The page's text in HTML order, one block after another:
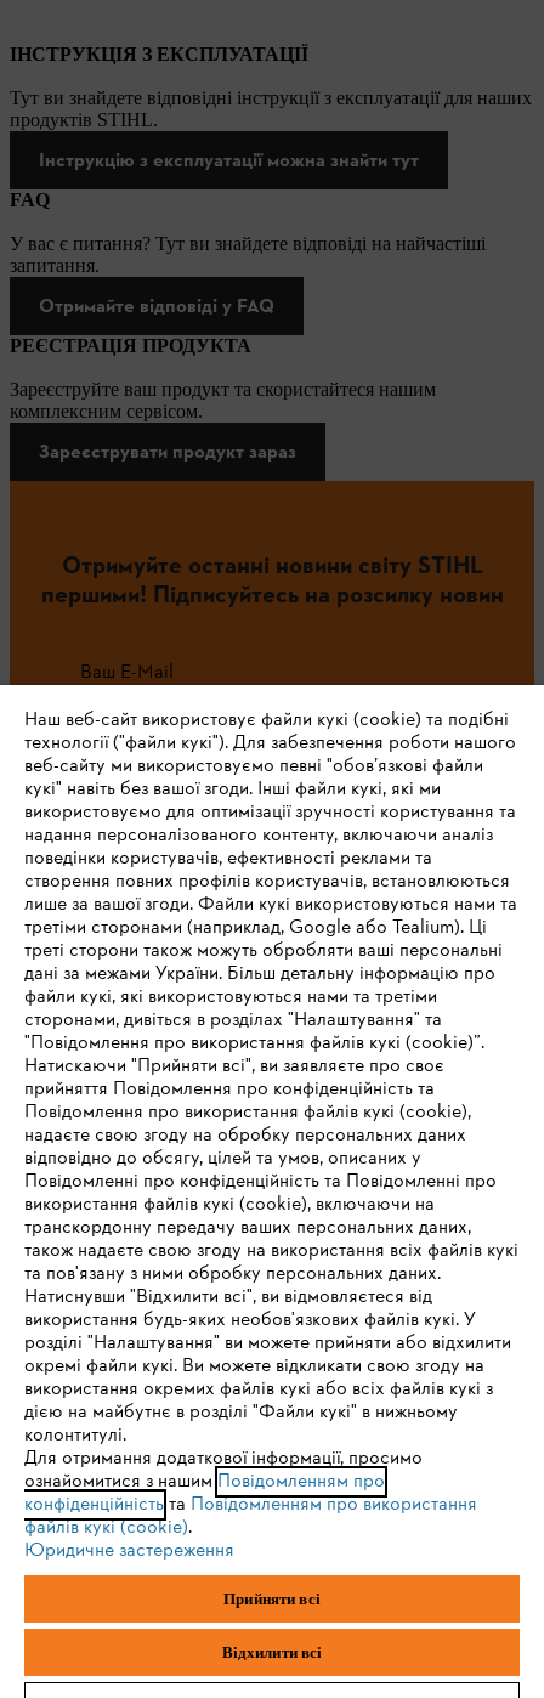
ІНСТРУКЦІЯ З ЕКСПЛУАТАЦІЇ
Тут ви знайдете відповідні інструкції з експлуатації для наших
продуктів STIHL.
Інструкцію з експлуатації можна знайти тут
FAQ
У вас є питання? Тут ви знайдете відповіді на найчастіші
запитання.
Отримайте відповіді у FAQ
РЕЄСТРАЦІЯ ПРОДУКТА
Зареєструйте ваш продукт та скористайтеся нашим
комплексним сервісом.
Зареєструвати продукт зараз
Отримуйте останні новини світу STIHL
першими! Підписуйтесь на розсилку новин
Ваш E-Mail
Зареєструватись зараз
#STIHL
Про компанію STIHL
Запитання та відповіді
Сервіс
Політика конфіденційності Вихідні дані Cookies
Юридична інформація
ТОВ Андреас Штіль
с. Чайки
IHR BROWSER WIRD NICHT
UNTERSTÜTZT
Sie nutzen einen Browser, den wir noch nicht unterstützen. Für
eine optimale Nutzung unserer Seite empfehlen wir Ihnen, zu
einem der folgenden Browser zu wechseln:
Firefox Chrome
Наш веб-сайт використовує файли кукі (cookie) та подібні
технології ("файли кукі"). Для забезпечення роботи нашого
веб-сайту ми використовуємо певні "обов’язкові файли
кукі" навіть без вашої згоди. Інші файли кукі, які ми
використовуємо для оптимізації зручності користування та
надання персоналізованого контенту, включаючи аналіз
поведінки користувачів, ефективності реклами та
створення повних профілів користувачів, встановлюються
лише за вашої згоди. Файли кукі використовуються нами та
третіми сторонами (наприклад, Google або Tealium). Ці
треті сторони також можуть обробляти ваші персональні
дані за межами України. Більш детальну інформацію про
файли кукі, які використовуються нами та третіми
сторонами, дивіться в розділах "Налаштування" та
"Повідомлення про використання файлів кукі (cookie)”.
Натискаючи "Прийняти всі", ви заявляєте про своє
прийняття Повідомлення про конфіденційність та
Повідомлення про використання файлів кукі (cookie),
надаєте свою згоду на обробку персональних даних
відповідно до обсягу, цілей та умов, описаних у
Повідомленні про конфіденційність та Повідомленні про
використання файлів кукі (cookie), включаючи на
транскордонну передачу ваших персональних даних,
також надаєте свою згоду на використання всіх файлів кукі
та пов'язану з ними обробку персональних даних.
Натиснувши "Відхилити всі", ви відмовляєтеся від
використання будь-яких необов'язкових файлів кукі. У
розділі "Налаштування" ви можете прийняти або відхилити
окремі файли кукі. Ви можете відкликати свою згоду на
використання окремих файлів кукі або всіх файлів кукі з
дією на майбутнє в розділі "Файли кукі" в нижньому
колонтитулі.
Для отримання додаткової інформації, просимо
ознайомитися з нашим Повідомленням про
конфіденційністьта Повідомленням про використання
файлів кукі (cookie).
Юридичне застереження
Прийняти всі
Відхилити всі